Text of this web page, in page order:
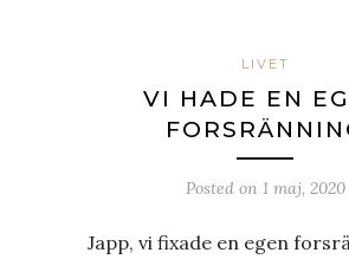
LIVET
VI HADE EN
Posted on 1 maj, 2020
Japp, vi fixade en egen